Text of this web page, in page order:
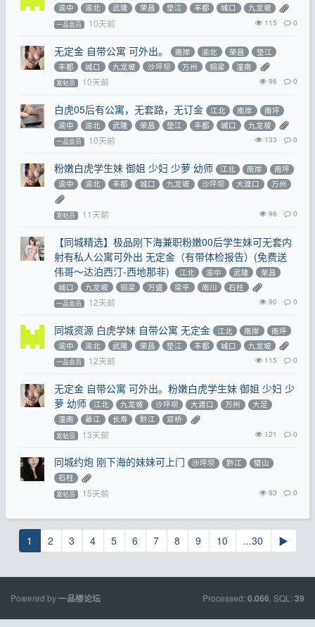
渝中
渝北 武隆 荣昌 垫江 丰都 城口 九龙坡
一品会员 10天前 115 0
无定金 自带公寓 可外出。 南岸 渝北 荣昌
垫江
丰都
城口 九龙坡 沙坪坝 万州 铜梁 潼南
发帖员 10天前 96 0
白虎05后有公寓，无套路，无订金 江北 南岸
南坪
渝中
渝北 武隆 荣昌 垫江 丰都 城口 九龙坡
一品会员 10天前 133 0
粉嫩白虎学生妹 御姐 少妇 少萝 幼师 江北 南岸
南坪
渝中
渝北 丰都 城口 九龙坡 沙坪坝 大渡口 万州
发帖员 11天前 96 0
【同城精选】极品刚下海兼职粉嫩00后学生妹可无套内
射有私人公寓可外出 无定金（有带体检报告）(免费送
伟哥～达泊西汀-西地那非)
江北 渝中 武隆
荣昌
城口
九龙坡 铜梁 万盛 梁平 南川 石柱
一品会员 12天前 90 0
同城资源 白虎学妹 自带公寓 无定金 江北 南岸
南坪
渝中
渝北 武隆 荣昌 垫江 丰都 城口 九龙坡
一品会员 12天前 115 0
无定金 自带公寓 可外出。粉嫩白虎学生妹 御姐 少妇 少
萝 幼师
江北 九龙坡 沙坪坝 大渡口 万州
大足
潼南
綦江 长寿 黔江 双桥
发帖员 13天前 121 0
同城约炮 刚下海的妹妹可上门 沙坪坝 黔江
璧山
石柱
发帖员 15天前 93 0
1 2 3 4 5 6 7 8 9 10 ...30 ▶
Powered by一品楼论坛 Processed: 0.066 , SQL: 39